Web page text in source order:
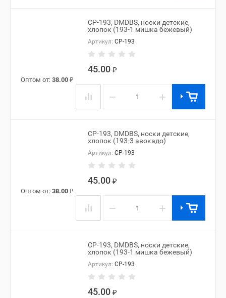
CP-193, DMDBS, носки детские,
хлопок (193-1 мишка бежевый)
Артикул: CP-193
45.00 ₽
Оптом от: 38.00 ₽
− +
CP-193, DMDBS, носки детские,
хлопок (193-3 авокадо)
Артикул: CP-193
45.00 ₽
Оптом от: 38.00 ₽
− +
CP-193, DMDBS, носки детские,
хлопок (193-1 мишка бежевый)
Артикул: CP-193
45.00 ₽